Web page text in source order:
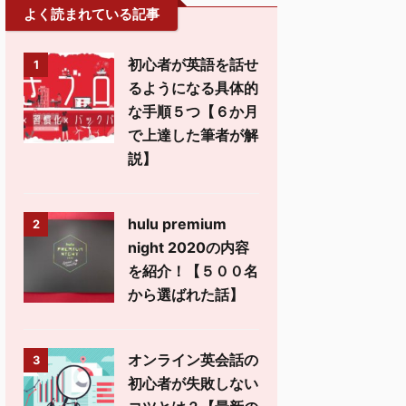
よく読まれている記事
1
初心者が英語を話せ
るようになる具体的
な手順５つ【６か月
で上達した筆者が解
説】
2
hulu premium
night 2020の内容
を紹介！【５００名
から選ばれた話】
3
オンライン英会話の
初心者が失敗しない